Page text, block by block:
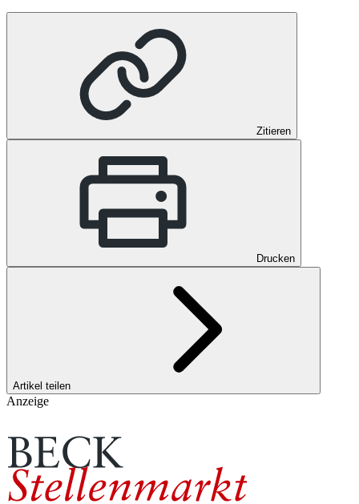
Zitieren
Drucken
Artikel teilen
Anzeige